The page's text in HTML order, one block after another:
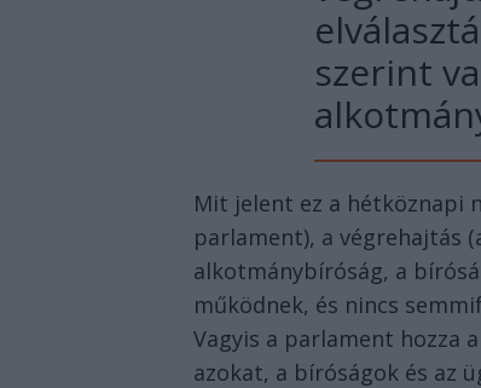
szerint
Mit jelent ez a hétköznapi
parlament), a végrehajtás
alkotmánybíróság, a
működnek, és nincs
Vagyis a parlament hozza
azokat, a bíróságok és az